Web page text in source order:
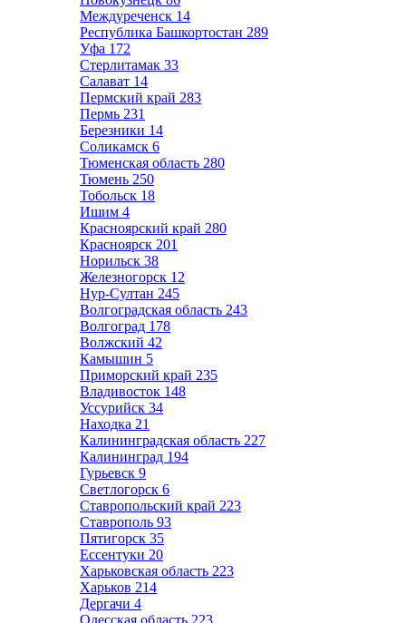
Междуреченск 14
Республика Башкортостан 289
Уфа 172
Стерлитамак 33
Салават 14
Пермский край 283
Пермь 231
Березники 14
Соликамск 6
Тюменская область 280
Тюмень 250
Тобольск 18
Ишим 4
Красноярский край 280
Красноярск 201
Норильск 38
Железногорск 12
Нур-Султан 245
Волгоградская область 243
Волгоград 178
Волжский 42
Камышин 5
Приморский край 235
Владивосток 148
Уссурийск 34
Находка 21
Калининградская область 227
Калининград 194
Гурьевск 9
Светлогорск 6
Ставропольский край 223
Ставрополь 93
Пятигорск 35
Ессентуки 20
Харьковская область 223
Харьков 214
Дергачи 4
Одесская область 223